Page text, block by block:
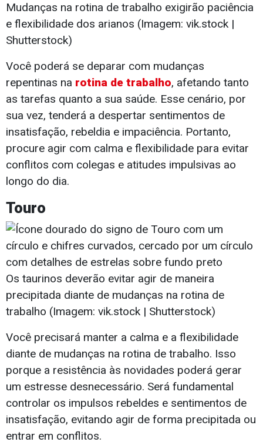
Mudanças na rotina de trabalho exigirão paciência
e flexibilidade dos arianos (Imagem: vik.stock |
Shutterstock)
Você poderá se deparar com mudanças
repentinas na rotina de trabalho, afetando tanto
as tarefas quanto a sua saúde. Esse cenário, por
sua vez, tenderá a despertar sentimentos de
insatisfação, rebeldia e impaciência. Portanto,
procure agir com calma e flexibilidade para evitar
conflitos com colegas e atitudes impulsivas ao
longo do dia.
Touro
Os taurinos deverão evitar agir de maneira
precipitada diante de mudanças na rotina de
trabalho (Imagem: vik.stock | Shutterstock)
Você precisará manter a calma e a flexibilidade
diante de mudanças na rotina de trabalho. Isso
porque a resistência às novidades poderá gerar
um estresse desnecessário. Será fundamental
controlar os impulsos rebeldes e sentimentos de
insatisfação, evitando agir de forma precipitada ou
entrar em conflitos.